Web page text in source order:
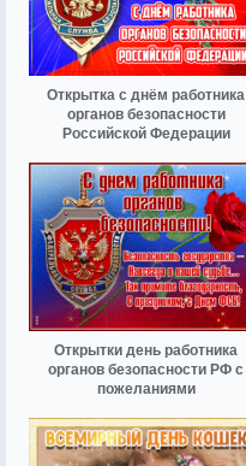
Открытка с днём работника
органов безопасности
Российской Федерации
Открытки день работника
органов безопасности РФ с
пожеланиями